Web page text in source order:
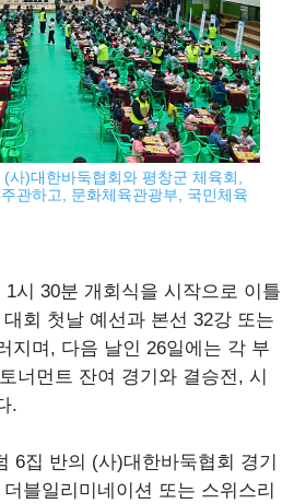
)대한바둑협회와 평창군 체육회,
관하고, 문화체육관광부, 국민체육
시 30분 개회식을 시작으로 이틀
회 첫날 예선과 본선 32강 또는
지며, 다음 날인 26일에는 각 부
너먼트 잔여 경기와 결승전, 시
.
6집 반의 (사)대한바둑협회 경기
블일리미네이션 또는 스위스리